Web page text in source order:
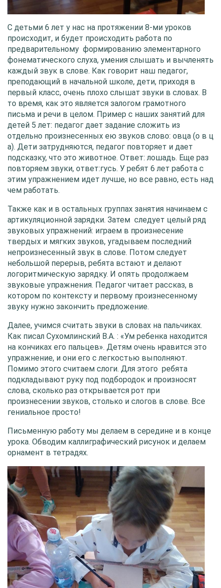
С детьми 6 лет у нас на протяжении 8-ми уроков
происходит, и будет происходить работа по
предварительному формированию элементарного
фонематического слуха, умения слышать и вычленять
каждый звук в слове. Как говорит наш педагог,
преподающий в начальной школе, дети, приходя в
первый класс, очень плохо слышат звуки в словах. В
то время, как это является залогом грамотного
письма и речи в целом. Пример с наших занятий для
детей 5 лет: педагог дает задание сложить из
отдельно произнесенных ею звуков слово: овца (о в ц
а). Дети затрудняются, педагог повторяет и дает
подсказку, что это животное. Ответ: лошадь. Еще раз
повторяем звуки, ответ:гусь. У ребят 6 лет работа с
этим упражнением идет лучше, но все равно, есть над
чем работать.
Также как и в остальных группах занятия начинаем с
артикуляционной зарядки. Затем следует целый ряд
звуковых упражнений: играем в произнесение
твердых и мягких звуков, угадываем последний
непроизнесенный звук в слове. Потом следует
небольшой перерыв, ребята встают и делают
логоритмическую зарядку. И опять продолжаем
звуковые упражнения. Педагог читает рассказ, в
котором по контексту и первому произнесенному
звуку нужно закончить предложение.
Далее, учимся считать звуки в словах на пальчиках.
Как писал Сухомлинский В.А. : «Ум ребенка находится
на кончиках его пальцев». Детям очень нравится это
упражнение, и они его с легкостью выполняют.
Помимо этого считаем слоги. Для этого ребята
подкладывают руку под подбородок и произносят
слова, сколько раз открывается рот при
произнесении звуков, столько и слогов в слове. Все
гениальное просто!
Письменную работу мы делаем в середине и в конце
урока. Обводим каллиграфический рисунок и делаем
орнамент в тетрадях.